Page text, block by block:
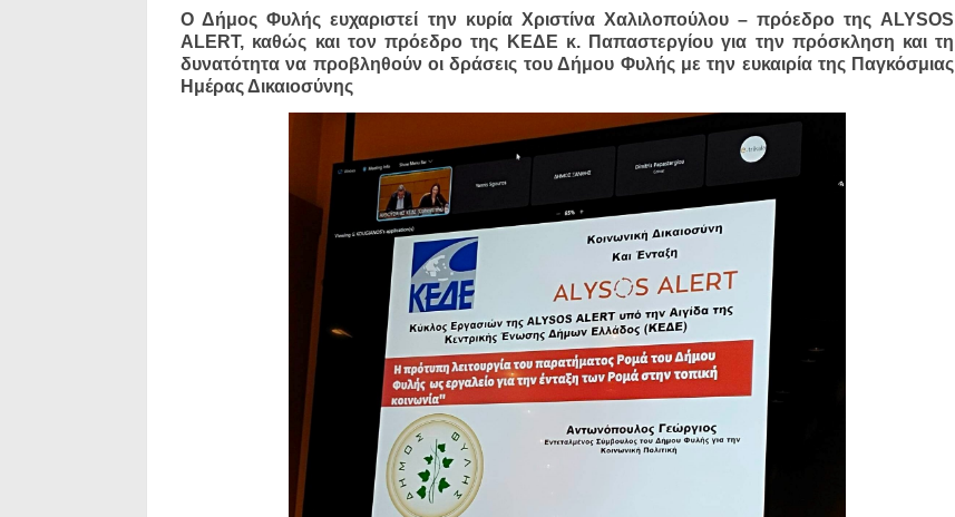
Ο Δήμος Φυλής ευχαριστεί την κυρία Χριστίνα Χαλιλοπούλου – πρόεδρο της ALYSOS
ALERT, καθώς και τον πρόεδρο της ΚΕΔΕ κ. Παπαστεργίου για την πρόσκληση και τη
δυνατότητα να προβληθούν οι δράσεις του Δήμου Φυλής με την ευκαιρία της Παγκόσμιας
Ημέρας Δικαιοσύνης